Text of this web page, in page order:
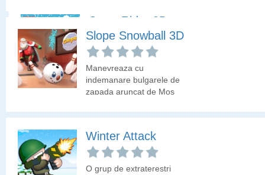
Snow Rider 3D
Senzatii tari 3D cu sania
pe derdelus!
Slope Snowball 3D
Manevreaza cu
indemanare bulgarele de
zapada aruncat de Mos
Winter Attack
O grup de extraterestri